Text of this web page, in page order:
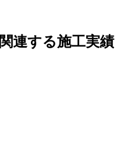
関連する施工実績